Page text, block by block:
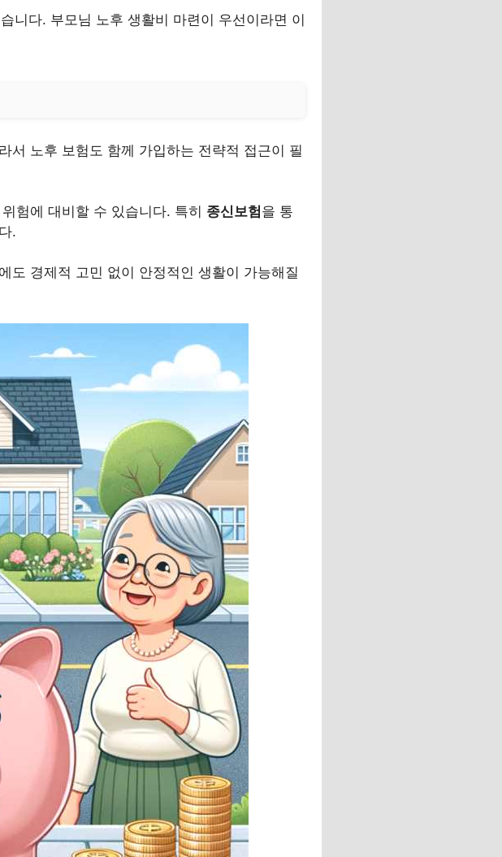
니다. 부모님 노후 생활비 마련이 우선이라면 이
서 노후 보험도 함께 가입하는 전략적 접근이 필
험에 대비할 수 있습니다. 특히 종신보험을 통
.
도 경제적 고민 없이 안정적인 생활이 가능해질